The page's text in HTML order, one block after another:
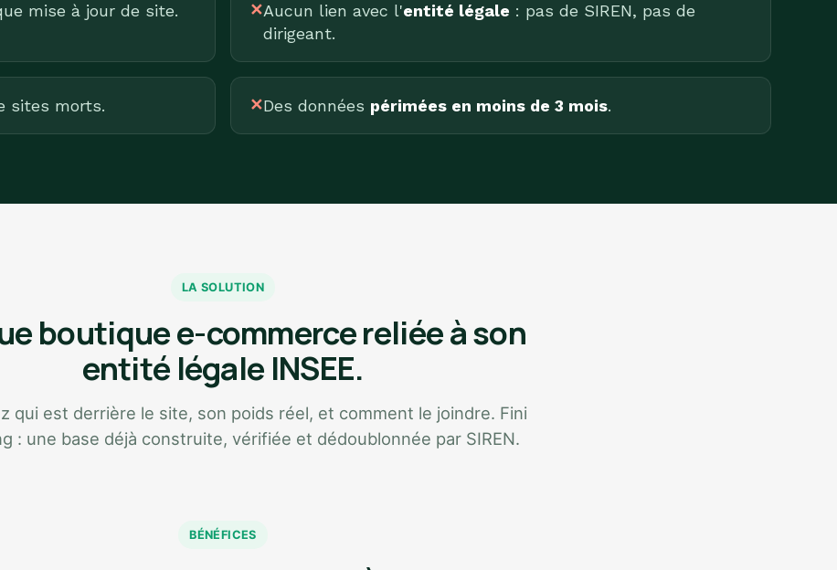
mise à jour de site. ✕Aucun lien avec l'entité légale : pas de SIREN, pas de
dirigeant.
sites morts. ✕Des données périmées en moins de 3 mois.
LA SOLUTION
boutique e-commerce reliée à son
entité légale INSEE.
qui est derrière le site, son poids réel, et comment le joindre. Fini
: une base déjà construite, vérifiée et dédoublonnée par SIREN.
BÉNÉFICES